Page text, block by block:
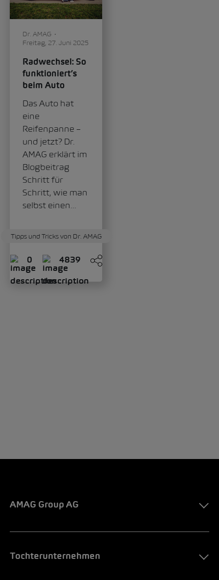
Dominik Mate
Dienstag, 30. Januar
Tipps und
Tricks, wie du
die Reichweite
deines
steigern kannst
Elektroautos
können mit
immer
grösseren
Reichweiten
punkten, doch
mit Benzinern
können sie meist
noch nicht
mithalten. Wir
Tipps und Tricks von Dr. AMAG
0 4630
AMAG Group AG
Tochterunternehmen